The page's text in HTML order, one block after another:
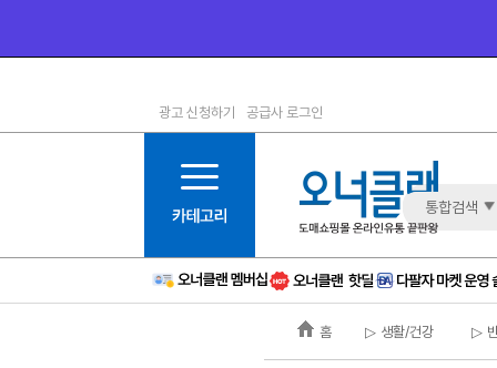
1등급
6등급
11등급
12등급
15등급
16등급
광고 신청하기 공급사 로그인
통합검색
홈 ▷ 생활/건강 ▷